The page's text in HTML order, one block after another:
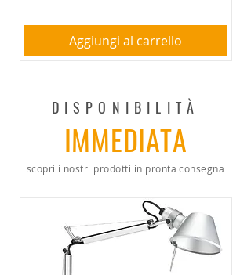
Aggiungi al carrello
DISPONIBILITÀ
IMMEDIATA
scopri i nostri prodotti in pronta consegna